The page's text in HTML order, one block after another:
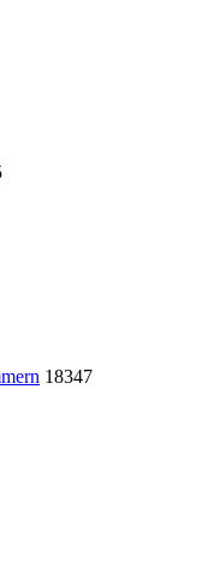
18347